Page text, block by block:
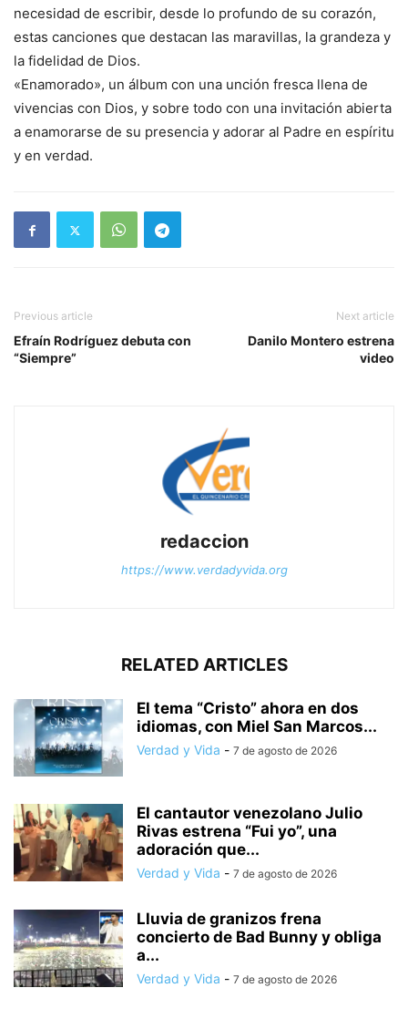
necesidad de escribir, desde lo profundo de su corazón,
estas canciones que destacan las maravillas, la grandeza y
la fidelidad de Dios.
«Enamorado», un álbum con una unción fresca llena de
vivencias con Dios, y sobre todo con una invitación abierta
a enamorarse de su presencia y adorar al Padre en espíritu
y en verdad.
Previous article
Efraín Rodríguez debuta con
“Siempre”
Next article
Danilo Montero estrena
video
redaccion
https://www.verdadyvida.org
RELATED ARTICLES
El tema “Cristo” ahora en dos
idiomas, con Miel San Marcos...
Verdad y Vida - 7 de agosto de 2026
El cantautor venezolano Julio
Rivas estrena “Fui yo”, una
adoración que...
Verdad y Vida - 7 de agosto de 2026
Lluvia de granizos frena
concierto de Bad Bunny y obliga
a...
Verdad y Vida - 7 de agosto de 2026